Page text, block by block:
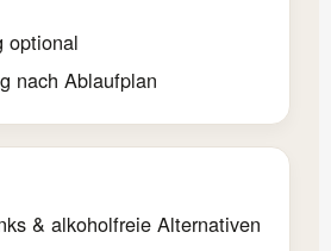
optional
nach Ablaufplan
& alkoholfreie Alternativen